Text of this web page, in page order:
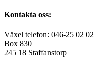
Kontakta oss:
Växel telefon: 046-25 02 02
Box 830
245 18 Staffanstorp